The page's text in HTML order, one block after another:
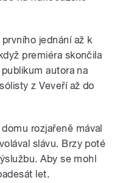
jednání až k
premiéra skončila
autora na
z Veveří až do
rozjařeně mával
slávu. Brzy poté
Aby se mohl
let.